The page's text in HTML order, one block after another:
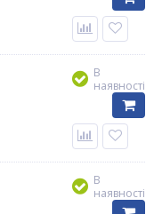
В
наявності
В
наявності